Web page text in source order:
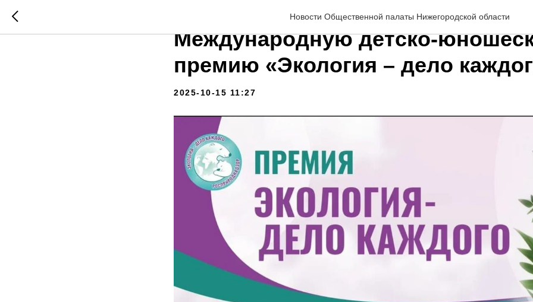
Новости Общественной палаты Нижегородской области
Стартовал прием заявок на VI
Международную детско-
премию «Экология – дело
2025-10-15 11:27